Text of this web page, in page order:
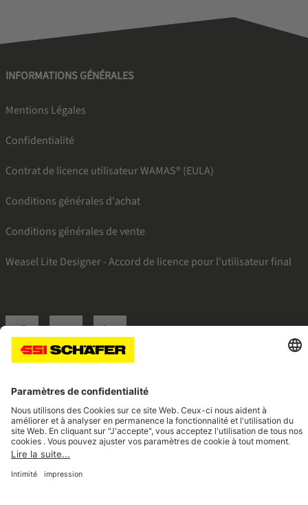
INFORMATIONS GÉNÉRALES
Mentions Légales
Confidentialité
Contrat de licence utilisateur WAMAS® (EULA)
Conditions générales d'achat
Conditions générales de vente
Weasel Lite Designer - Accord de licence pour l'utilisateur final
SSI facebookSSI youtubeSSI linkedin
Navigate to home page